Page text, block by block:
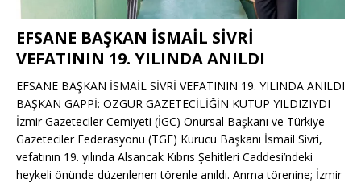
EFSANE BAŞKAN İSMAİL SİVRİ
VEFATININ 19. YILINDA ANILDI
EFSANE BAŞKAN İSMAİL SİVRİ VEFATININ 19. YILINDA ANILDI
BAŞKAN GAPPİ: ÖZGÜR GAZETECİLİĞİN KUTUP YILDIZIYDI
İzmir Gazeteciler Cemiyeti (İGC) Onursal Başkanı ve Türkiye
Gazeteciler Federasyonu (TGF) Kurucu Başkanı İsmail Sivri,
vefatının 19. yılında Alsancak Kıbrıs Şehitleri Caddesi’ndeki
heykeli önünde düzenlenen törenle anıldı. Anma törenine; İzmir